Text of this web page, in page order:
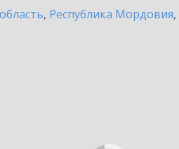
, Республика Мордовия,